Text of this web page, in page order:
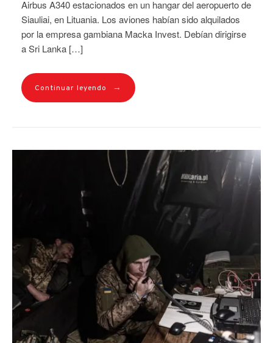
Airbus A340 estacionados en un hangar del aeropuerto de
Siauliai, en Lituania. Los aviones habían sido alquilados
por la empresa gambiana Macka Invest. Debían dirigirse
a Sri Lanka […]
Continuar leyendo →